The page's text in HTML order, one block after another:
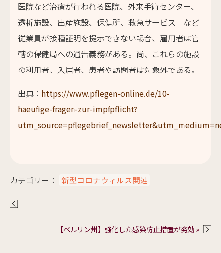
医院など治療が行われる医院、外来手術センター、
透析施設、出産施設、保健所、救急サービス など
従業員が接種証明を提示できない場合、雇用者は管
轄の保健局への通告義務がある。尚、これらの施設
の利用者、入居者、患者や訪問者は対象外である。
出典： https://www.pflegen-online.de/10-
haeufige-fragen-zur-impfpflicht?
カテゴリー： 新型コロナウィルス関連
【ベルリン州】強化した感染防止措置が発効 »